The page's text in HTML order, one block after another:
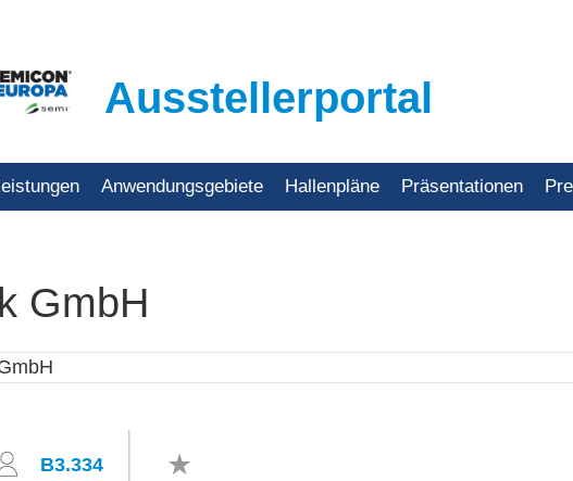
Ausstellerportal
Anwendungsgebiete Hallenpläne Präsentationen
GmbH
B3.334